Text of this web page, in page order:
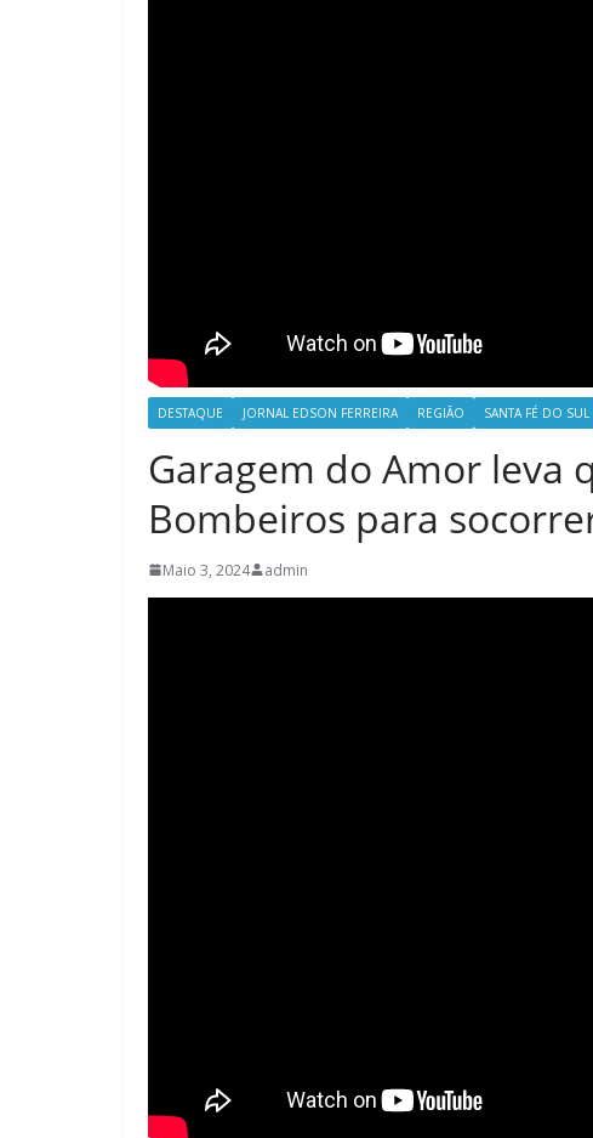
DESTAQUE JORNAL EDSON FERREIRA REGIÃO SANTA FÉ DO SUL
Garagem do Amor leva
Bombeiros para
Maio 3, 2024 admin